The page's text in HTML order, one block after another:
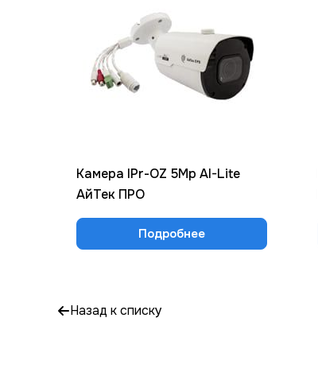
Камера IPr-OZ 5Mp AI-Lite
АйТек ПРО
Подробнее
Назад к списку